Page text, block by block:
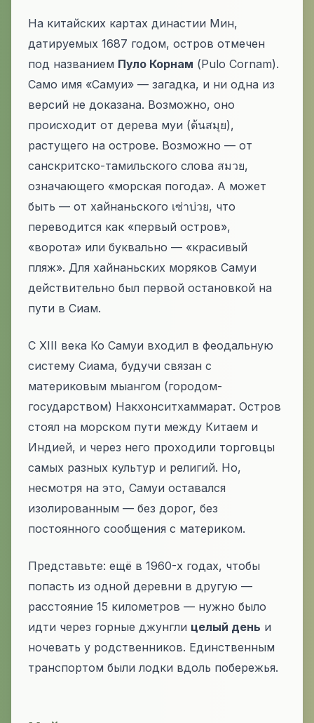
На китайских картах династии Мин,
датируемых 1687 годом, остров отмечен
под названием Пуло Корнам (Pulo Cornam).
Само имя «Самуи» — загадка, и ни одна из
версий не доказана. Возможно, оно
происходит от дерева муи (ต้นสมุย),
растущего на острове. Возможно — от
санскритско-тамильского слова สมวย,
означающего «морская погода». А может
быть — от хайнаньского เซ่าบ่วย, что
переводится как «первый остров»,
«ворота» или буквально — «красивый
пляж». Для хайнаньских моряков Самуи
действительно был первой остановкой на
пути в Сиам.
С XIII века Ко Самуи входил в феодальную
систему Сиама, будучи связан с
материковым мыангом (городом-
государством) Накхонситхаммарат. Остров
стоял на морском пути между Китаем и
Индией, и через него проходили торговцы
самых разных культур и религий. Но,
несмотря на это, Самуи оставался
изолированным — без дорог, без
постоянного сообщения с материком.
Представьте: ещё в 1960-х годах, чтобы
попасть из одной деревни в другую —
расстояние 15 километров — нужно было
идти через горные джунгли целый день и
ночевать у родственников. Единственным
транспортом были лодки вдоль побережья.